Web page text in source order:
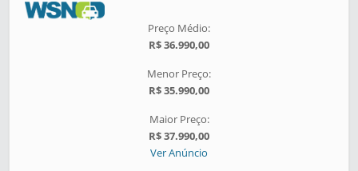
Preço Médio:
R$ 36.990,00
Menor Preço:
R$ 35.990,00
Maior Preço:
R$ 37.990,00
Ver Anúncio